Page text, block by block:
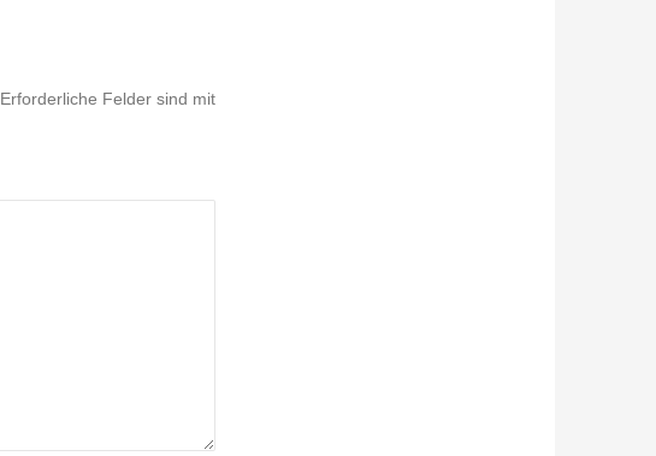
Erforderliche Felder sind mit